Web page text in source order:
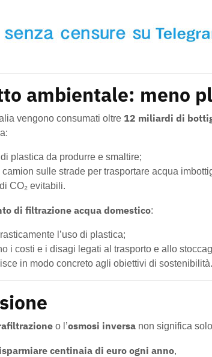
ambientale: meno
vengono consumati oltre 12 miliardi di
plastica da produrre e smaltire;
sulle strade per trasportare acqua
CO₂ evitabili.
di filtrazione acqua domestico:
l’uso di plastica;
i costi e i disagi legati al trasporto e allo
in modo concreto agli obiettivi di sostenibilità.
o l’osmosi inversa non significa
centinaia di euro ogni anno,